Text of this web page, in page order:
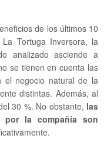
de los últimos 10
Tortuga Inversora, la
analizado asciende a
se tienen en cuenta las
el negocio natural de la
distintas. Además, al
30 %. No obstante, las
por la compañía son